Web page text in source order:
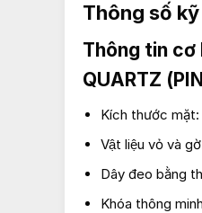
Thông số
Thông tin cơ
QUARTZ
Kích thước
Vật liệu vỏ và
Dây đeo bằng
Khóa thông minh